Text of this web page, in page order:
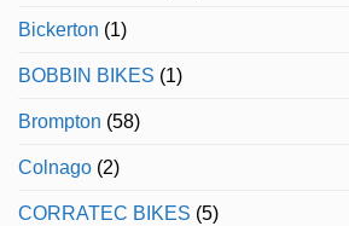
Granada
Bickerton (1)
BOBBIN BIKES (1)
Brompton (58)
Colnago (2)
CORRATEC BIKES (5)